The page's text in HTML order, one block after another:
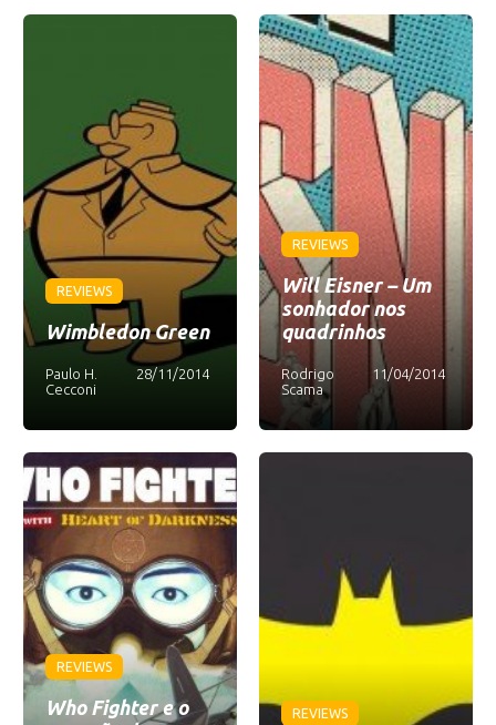
REVIEWS
Wimbledon Green
Paulo H.
Cecconi
28/11/2014
REVIEWS
Will Eisner – Um
sonhador nos
quadrinhos
Rodrigo
Scama
11/04/2014
REVIEWS
Who Fighter e o
REVIEWS